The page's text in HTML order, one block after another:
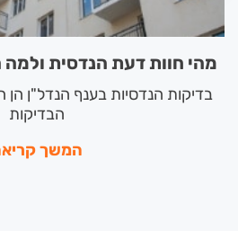
מהי חוות דעת הנדסית
בדיקות הנדסיות בענף הנדל"ן הן
הבדיקות
המשך